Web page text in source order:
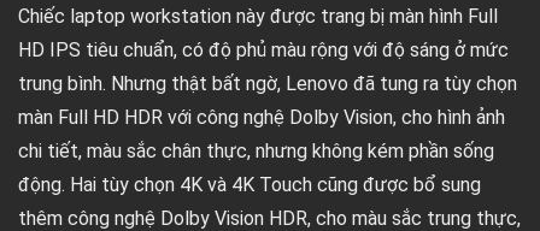
Chiếc laptop workstation này được trang bị màn hình Full
HD IPS tiêu chuẩn, có độ phủ màu rộng với độ sáng ở mức
trung bình. Nhưng thật bất ngờ, Lenovo đã tung ra tùy chọn
màn Full HD HDR với công nghệ Dolby Vision, cho hình ảnh
chi tiết, màu sắc chân thực, nhưng không kém phần sống
động. Hai tùy chọn 4K và 4K Touch cũng được bổ sung
thêm công nghệ Dolby Vision HDR, cho màu sắc trung thực,